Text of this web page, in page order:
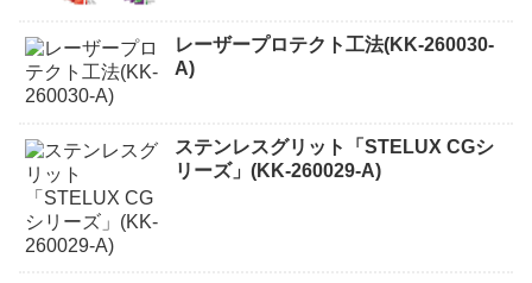
レーザープロテクト⼯法(KK-260030-
A)
ステンレスグリット「STELUX CGシ
リーズ」(KK-260029-A)